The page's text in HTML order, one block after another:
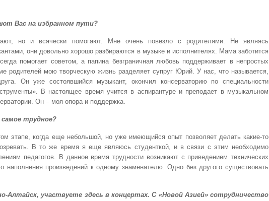
Вас на избранном пути?
но и всячески помогают. Мне очень повезло с родителями. Не являясь
они довольно хорошо разбираются в музыке и исполнителях. Мама заботится
помогает советом, а папина безграничная любовь поддерживает в непростых
родителей мою творческую жизнь разделяет супруг Юрий. У нас, что называется,
Он уже состоявшийся музыкант, окончил консерваторию по специальности
В настоящее время учится в аспирантуре и преподает в музыкальном
Он – моя опора и поддержка.
трудное?
этапе, когда еще небольшой, но уже имеющийся опыт позволяет делать какие-то
В то же время я еще являюсь студенткой, и в связи с этим необходимо
педагогов. В данное время трудности возникают с приведением технических
наполнения произведений к одному знаменателю. Одно без другого существовать
Алтайск, участвуете здесь в концертах. С «Новой Азией» сотрудничество